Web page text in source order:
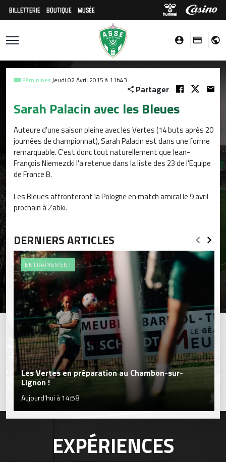
BILLETTERIE BOUTIQUE MUSÉE
FémininesJeudi 02 Avril 2015 à 11h43
Partager
Sarah Palacin avec les Bleues
Auteure d'une saison pleine avec les Vertes (14 buts après 20
journées de championnat), Sarah Palacin est dans une forme
remarquable. C'est donc tout naturellement queJean-
François Niemezckil'a retenue dans la liste des 23 de l'Equipe
de France B.
Les Bleues affronteront la Pologne en match amical le 9 avril
prochain à Zabki.
DERNIERS ARTICLES
ENTRAÎNEMENT
Les Vertes en préparation au Chambon-sur-
Lignon !
Aujourd'hui à 14:58
EXPÉRIENCES